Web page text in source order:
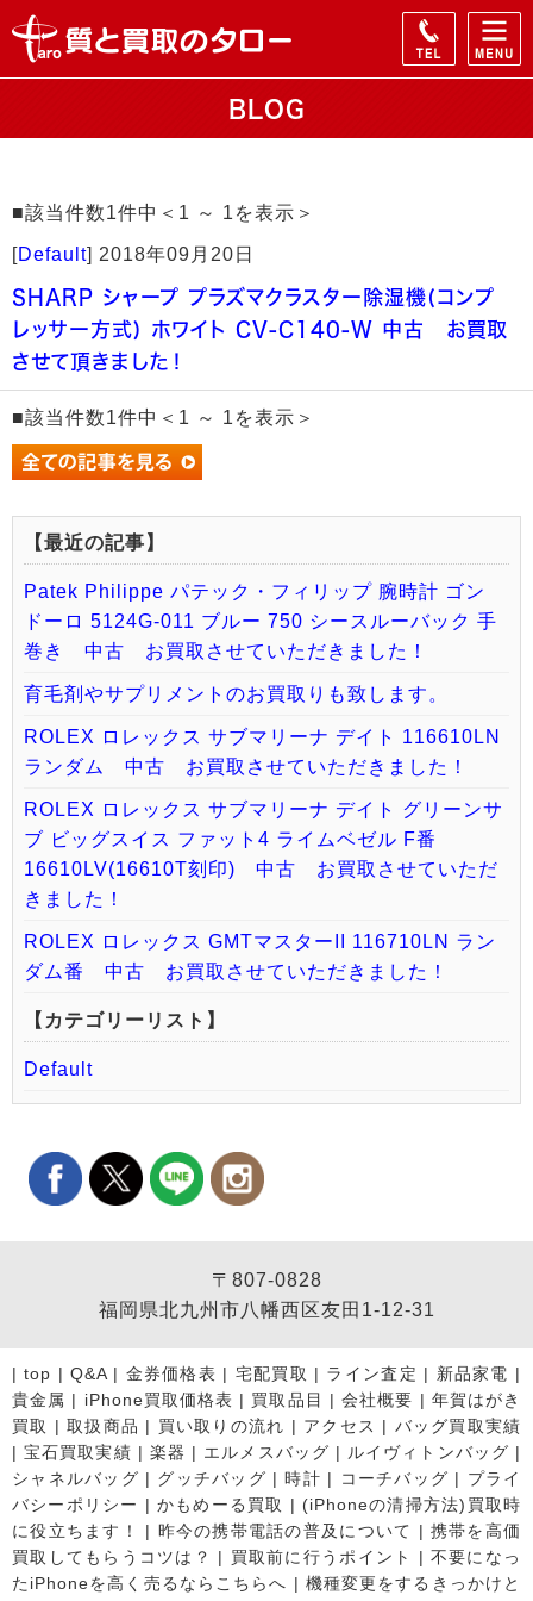
BLOG
■該当件数1件中＜1 ～ 1を表示＞
[Default] 2018年09月20日
SHARP シャープ プラズマクラスター除湿機(コンプ
レッサー方式) ホワイト CV-C140-W 中古 お買取
させて頂きました！
■該当件数1件中＜1 ～ 1を表示＞
【最近の記事】
Patek Philippe パテック・フィリップ 腕時計 ゴン
ドーロ 5124G-011 ブルー 750 シースルーバック 手
巻き 中古 お買取させていただきました！
育毛剤やサプリメントのお買取りも致します。
ROLEX ロレックス サブマリーナ デイト 116610LN
ランダム 中古 お買取させていただきました！
ROLEX ロレックス サブマリーナ デイト グリーンサ
ブ ビッグスイス ファット4 ライムベゼル F番
16610LV(16610T刻印) 中古 お買取させていただ
きました！
ROLEX ロレックス GMTマスターII 116710LN ラン
ダム番 中古 お買取させていただきました！
【カテゴリーリスト】
Default
〒807-0828
福岡県北九州市八幡西区友田1-12-31
|top | Q&A| 金券価格表 | 宅配買取 | ライン査定 | 新品家電 |
貴金属 | iPhone買取価格表 | 買取品目 |会社概要 | 年賀はがき
買取
|取扱商品 | 買い取りの流れ | アクセス | バッグ買取実績
|宝石買取実績 | 楽器 | エルメスバッグ | ルイヴィトンバッグ |
シャネルバッグ | グッチバッグ |時計 | コーチバッグ | プライ
バシーポリシー |かもめーる買取 | (iPhoneの清掃方法)買取時
に役立ちます！
| 昨今の携帯電話の普及について | 携帯を高価
買取してもらうコツは？
| 買取前に行うポイント | 不要になっ
たiPhoneを高く売るならこちらへ | 機種変更をするきっかけと